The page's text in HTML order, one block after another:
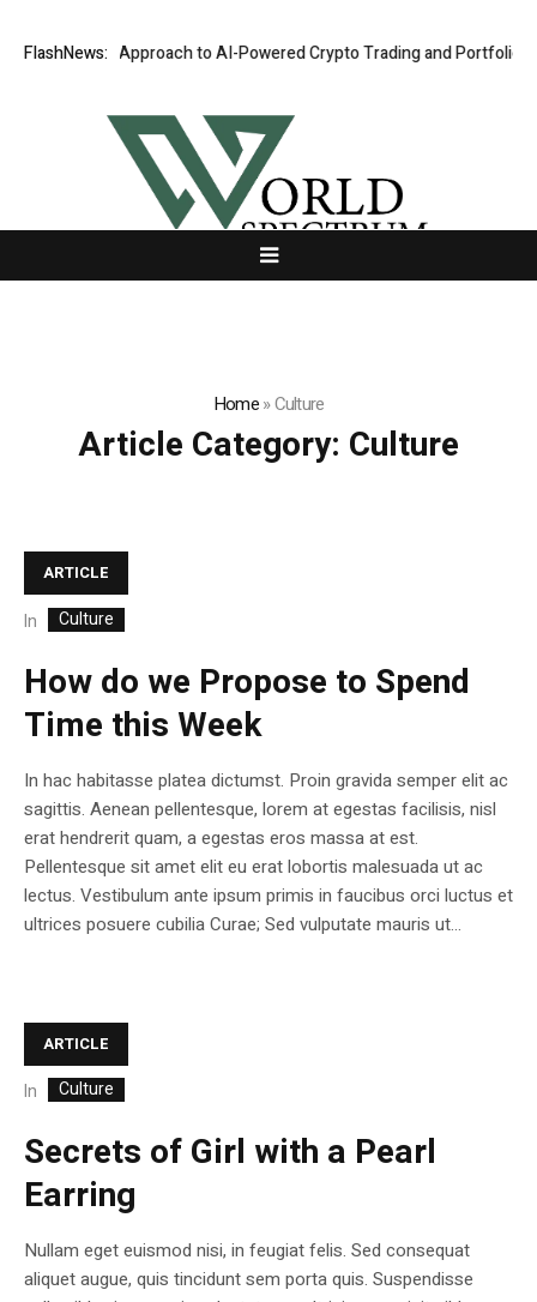
FlashNews:
First Approach to AI-Powered Crypto Trading and Portfolio
Home»Culture
Article Category: Culture
ARTICLE
In Culture
How do we Propose to Spend
Time this Week
In hac habitasse platea dictumst. Proin gravida semper elit ac
sagittis. Aenean pellentesque, lorem at egestas facilisis, nisl
erat hendrerit quam, a egestas eros massa at est.
Pellentesque sit amet elit eu erat lobortis malesuada ut ac
lectus. Vestibulum ante ipsum primis in faucibus orci luctus et
ultrices posuere cubilia Curae; Sed vulputate mauris ut...
ARTICLE
In Culture
Secrets of Girl with a Pearl
Earring
Nullam eget euismod nisi, in feugiat felis. Sed consequat
aliquet augue, quis tincidunt sem porta quis. Suspendisse